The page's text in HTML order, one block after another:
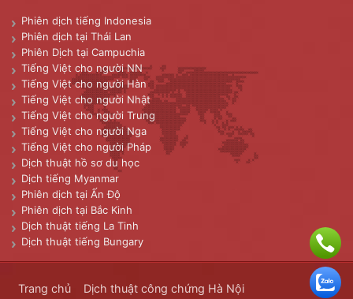
Phiên dịch tiếng Indonesia
Phiên dịch tại Thái Lan
Phiên Dịch tại Campuchia
Tiếng Việt cho người NN
Tiếng Việt cho người Hàn
Tiếng Việt cho người Nhật
Tiếng Việt cho người Trung
Tiếng Việt cho người Nga
Tiếng Việt cho người Pháp
Dịch thuật hồ sơ du học
Dịch tiếng Myanmar
Phiên dịch tại Ấn Độ
Phiên dịch tại Bắc Kinh
Dịch thuật tiếng La Tinh
Dịch thuật tiếng Bungary
Trang chủ Dịch thuật công chứng Hà Nội